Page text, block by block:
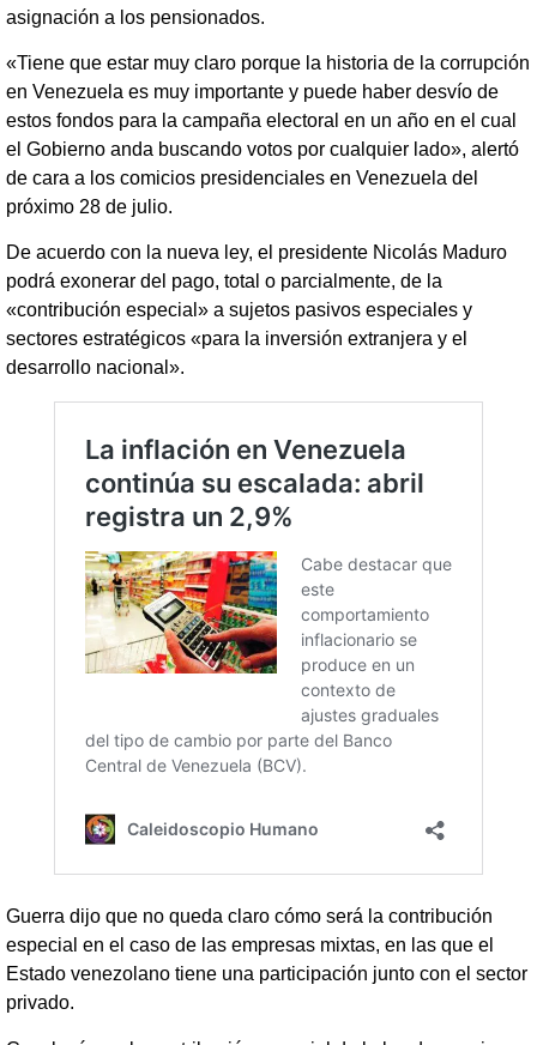
asignación a los pensionados.
«Tiene que estar muy claro porque la historia de la corrupción
en Venezuela es muy importante y puede haber desvío de
estos fondos para la campaña electoral en un año en el cual
el Gobierno anda buscando votos por cualquier lado», alertó
de cara a los comicios presidenciales en Venezuela del
próximo 28 de julio.
De acuerdo con la nueva ley, el presidente Nicolás Maduro
podrá exonerar del pago, total o parcialmente, de la
«contribución especial» a sujetos pasivos especiales y
sectores estratégicos «para la inversión extranjera y el
desarrollo nacional».
Guerra dijo que no queda claro cómo será la contribución
especial en el caso de las empresas mixtas, en las que el
Estado venezolano tiene una participación junto con el sector
privado.